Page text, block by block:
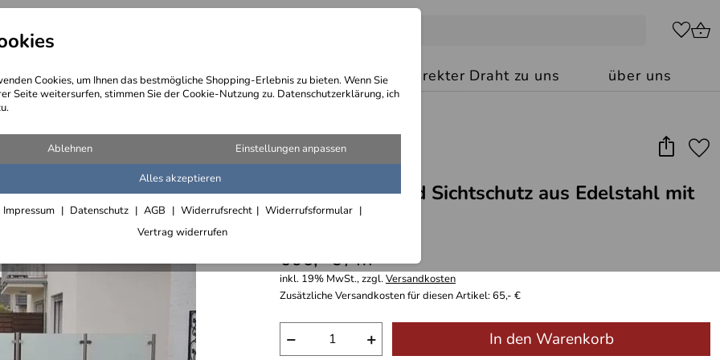
Cookies, um Ihnen das bestmögliche Shopping-Erlebnis zu bieten. Wenn Sie
Seite weitersurfen, stimmen Sie der Cookie-Nutzung zu. Datenschutzerklärung, ich
Ablehnen Einstellungen anpassen
Alles akzeptieren
Impressum Datenschutz AGB Widerrufsrecht
Widerrufsformular
Vertrag widerrufen
Wegebeschreibung @ Kontakt: Ihr direkter Draht zu uns über uns
Akustik
Windschutz und Sichtschutz aus Edelstahl mit
Sicherheitsglas
606,- € / m²
inkl. 19% MwSt., zzgl.Versandkosten
Zusätzliche Versandkosten für diesen Artikel: 65,- €
− + In den Warenkorb